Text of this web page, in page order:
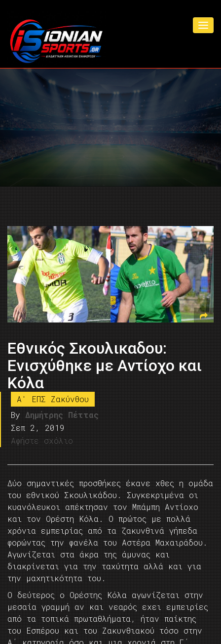
Εθνικός Σκουλικαδου:
Ενισχύθηκε με Αντίοχο και
Κόλα
A' ΕΠΣ Ζακύνθου
By Δημήτρης Πέττας
Σεπ 2, 2019
Αφήστε σχόλιο
Δύο σημαντικές προσθήκες έκανε χθες η ομάδα
του εθνικού Σκουλικάδου. Συγκεκριμένα οι
κυανόλευκοι απέκτησαν τον Μπάμπη Αντίοχο
και τον Ορέστη Κόλα. Ο πρώτος με πολλά
χρόνια εμπειρίας από τα ζακυνθινά γήπεδα
φορώντας την φανέλα του Αστέρα Μαχαιράδου.
Αγωνίζεται στα άκρα της άμυνας και
διακρίνεται για την ταχύτητα αλλά και για
την μαχητικότητα του.
Ο δεύτερος ο Ορέστης Κόλα αγωνίζεται στην
μεσαία γραμμή αν και νεαρός εχει εμπειρίες
από τα τοπικά πρωταθλήματα, ήταν παίκτης
του Εσπέρου και του Ζακυνθιακού τόσο στην